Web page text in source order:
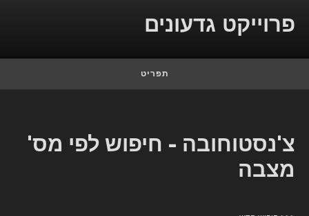
פרוייקט גדעונים
תפריט
צ'נסטוחובה - חיפוש לפי מס'
מצבה